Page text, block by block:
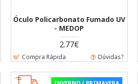
Óculo Policarbonato Fumado UV
- MEDOP
2.77€
Compra Rápida Dúvidas?